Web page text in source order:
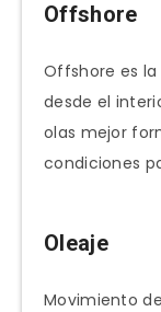
Offshore
Offshore es
desde el
olas mejor
condiciones
Oleaje
Movimiento